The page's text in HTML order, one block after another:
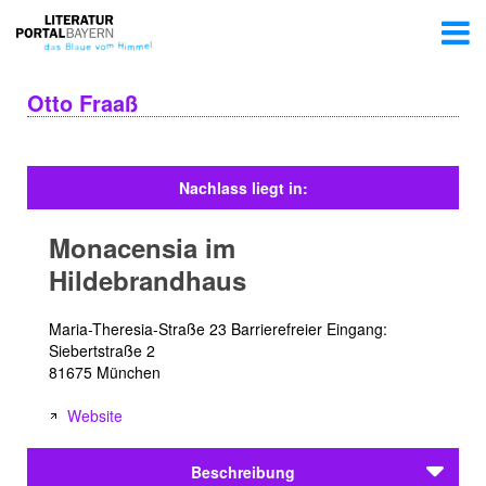
Otto Fraaß
Nachlass liegt in:
Monacensia im
Hildebrandhaus
Maria-Theresia-Straße 23 Barrierefreier Eingang:
Siebertstraße 2
81675 München
Website
Beschreibung